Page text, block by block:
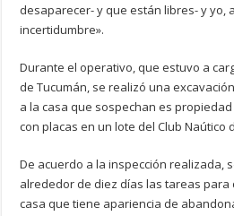
desaparecer- y que están libres- y yo,
incertidumbre».
Durante el operativo, que estuvo a
de Tucumán, se realizó una
a la casa que sospechan es
con placas en un lote del Club Naútico
De acuerdo a la inspección realizada,
alrededor de diez días las tareas para
casa que tiene apariencia de